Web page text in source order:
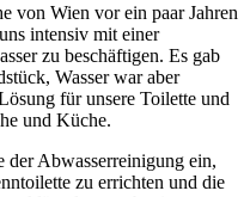
von Wien vor ein paar Jahren
intensiv mit einer
zu beschäftigen. Es gab
Wasser war aber
für unsere Toilette und
und Küche.
der Abwasserreinigung ein,
zu errichten und die